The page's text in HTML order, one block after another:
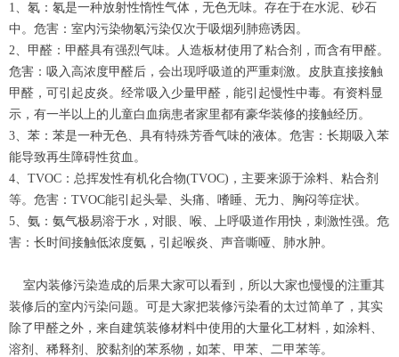
1、氡：氡是一种放射性惰性气体，无色无味。存在于在水泥、砂石
中。危害：室内污染物氡污染仅次于吸烟列肺癌诱因。
2、甲醛：甲醛具有强烈气味。人造板材使用了粘合剂，而含有甲醛。
危害：吸入高浓度甲醛后，会出现呼吸道的严重刺激。皮肤直接接触
甲醛，可引起皮炎。经常吸入少量甲醛，能引起慢性中毒。有资料显
示，有一半以上的儿童白血病患者家里都有豪华装修的接触经历。
3、苯：苯是一种无色、具有特殊芳香气味的液体。危害：长期吸入苯
能导致再生障碍性贫血。
4、TVOC：总挥发性有机化合物(TVOC)，主要来源于涂料、粘合剂
等。危害：TVOC能引起头晕、头痛、嗜睡、无力、胸闷等症状。
5、氨：氨气极易溶于水，对眼、喉、上呼吸道作用快，刺激性强。危
害：长时间接触低浓度氨，引起喉炎、声音嘶哑、肺水肿。
室内装修污染造成的后果大家可以看到，所以大家也慢慢的注重其
装修后的室内污染问题。可是大家把装修污染看的太过简单了，其实
除了甲醛之外，来自建筑装修材料中使用的大量化工材料，如涂料、
溶剂、稀释剂、胶黏剂的苯系物，如苯、甲苯、二甲苯等。